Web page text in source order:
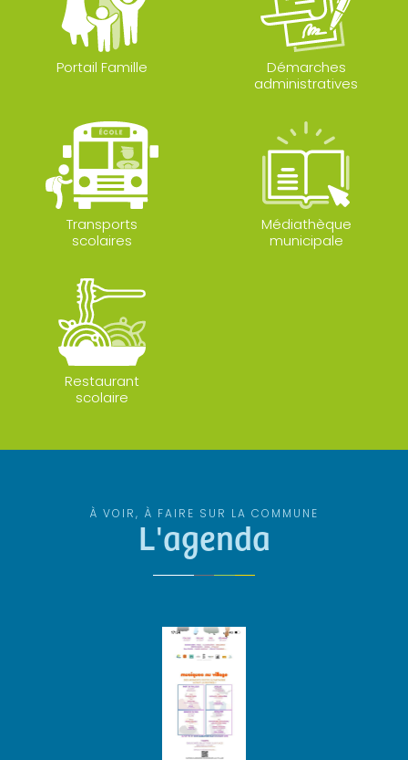
Portail Famille
Démarches
administratives
Transports
scolaires
Médiathèque
municipale
Restaurant
scolaire
À VOIR, À FAIRE SUR LA COMMUNE
L'agenda